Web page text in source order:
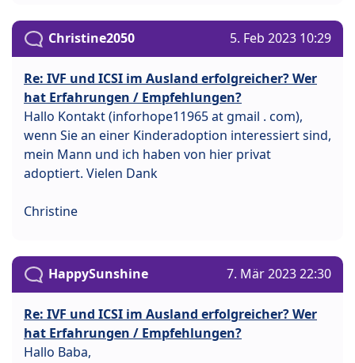
Christine2050 5. Feb 2023 10:29
Re: IVF und ICSI im Ausland erfolgreicher? Wer
hat Erfahrungen / Empfehlungen?
Hallo Kontakt (inforhope11965 at gmail . com),
wenn Sie an einer Kinderadoption interessiert sind,
mein Mann und ich haben von hier privat
adoptiert. Vielen Dank
Christine
HappySunshine 7. Mär 2023 22:30
Re: IVF und ICSI im Ausland erfolgreicher? Wer
hat Erfahrungen / Empfehlungen?
Hallo Baba,